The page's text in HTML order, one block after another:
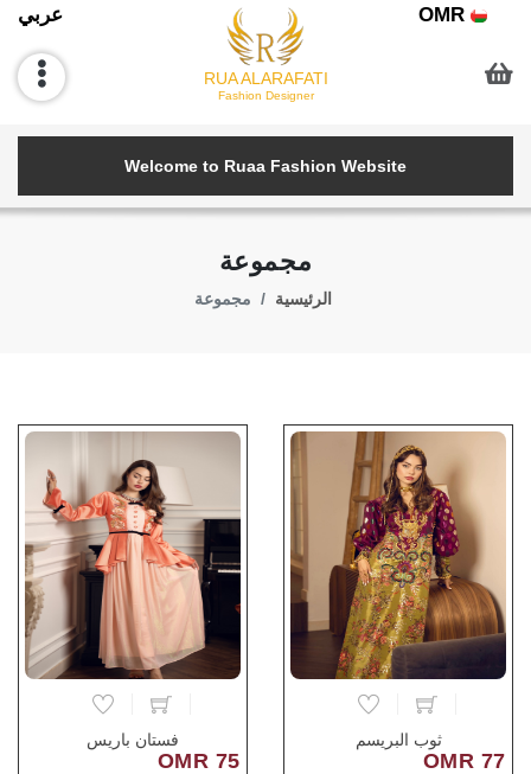
عربي
RUA ALARAFATI
Fashion Designer
Welcome to Ruaa Fashion Website
مجموعة
الرئيسية مجموعة
ثوب البريسم
77 OMR
فستان باريس
75 OMR